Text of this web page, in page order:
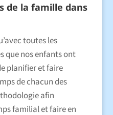
de la famille dans
toutes les
que nos enfants ont
planifier et faire
de chacun des
afin
familial et faire en